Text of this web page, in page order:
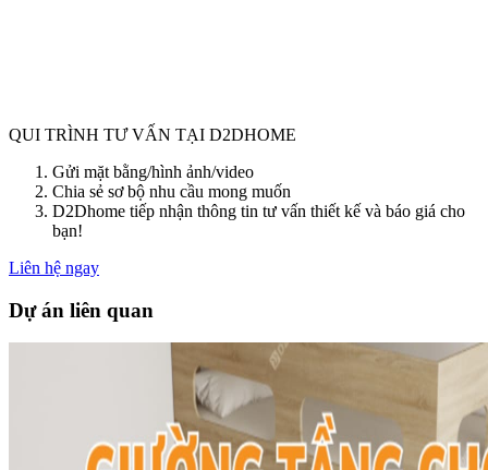
QUI TRÌNH TƯ VẤN TẠI D2DHOME
Gửi mặt bằng/hình ảnh/video
Chia sẻ sơ bộ nhu cầu mong muốn
D2Dhome tiếp nhận thông tin tư vấn thiết kế và báo giá cho
bạn!
Liên hệ ngay
Dự án liên quan